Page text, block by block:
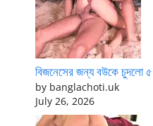
বিজনেসের জন্য বউকে চুদলো
by banglachoti.uk
July 26, 2026